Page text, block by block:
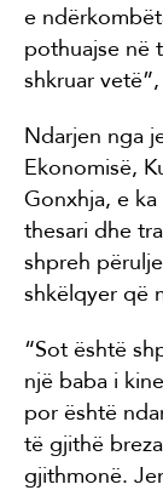
e
pothuajse në
shkruar
Ndarjen nga
Ekonomisë,
Gonxhja, e
thesari dhe
shpreh
shkëlqyer që
“Sot është
një baba i
por është
të gjithë
gjithmonë.